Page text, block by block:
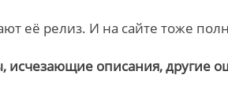
её релиз. И на сайте тоже
описания, другие